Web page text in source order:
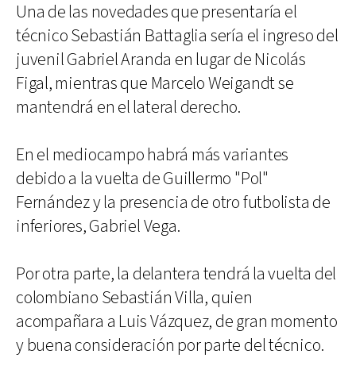
Una de las novedades que presentaría el
técnico Sebastián Battaglia sería el ingreso del
juvenil Gabriel Aranda en lugar de Nicolás
Figal, mientras que Marcelo Weigandt se
mantendrá en el lateral derecho.
En el mediocampo habrá más variantes
debido a la vuelta de Guillermo "Pol"
Fernández y la presencia de otro futbolista de
inferiores, Gabriel Vega.
Por otra parte, la delantera tendrá la vuelta del
colombiano Sebastián Villa, quien
acompañara a Luis Vázquez, de gran momento
y buena consideración por parte del técnico.